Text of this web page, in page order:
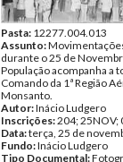
Pasta: 12277.004.013
Assunto:
durante o 25 de
População acompanha a
Comando da 1ª Região
Monsanto.
Autor:Inácio Ludgero
Inscrições:204; 25NOV;
Data:terça, 25 de
Fundo:Inácio Ludgero
Tipo Documental: